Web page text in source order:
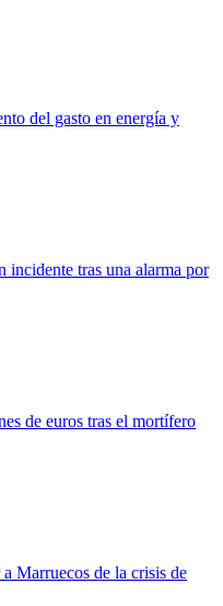
del gasto en energía y
incidente tras una alarma por
de euros tras el mortífero
Marruecos de la crisis de